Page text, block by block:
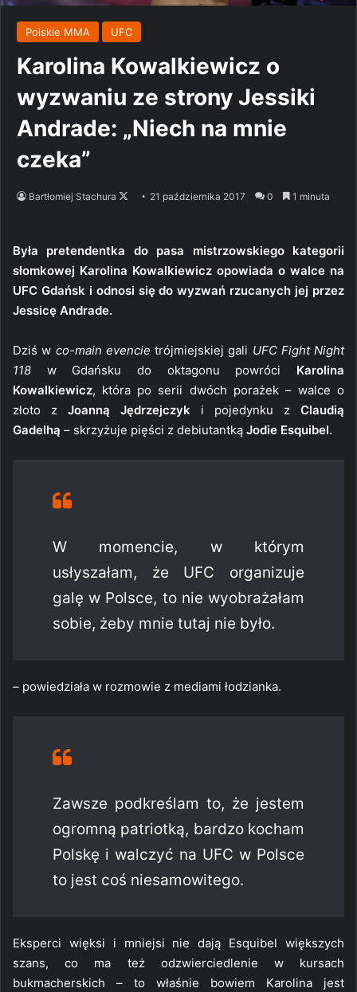
Polskie MMA UFC
Karolina Kowalkiewicz o
wyzwaniu ze strony Jessiki
Andrade: „Niech na mnie
czeka”
Bartłomiej Stachura
Follow21 października 2017 0 1 minuta
Była pretendentka do pasa mistrzowskiego kategorii
słomkowej Karolina Kowalkiewicz opowiada o walce na
UFC Gdańsk i odnosi się do wyzwań rzucanych jej przez
Jessicę Andrade.
Dziś w co-main evencie trójmiejskiej gali UFC Fight Night
118 w Gdańsku do oktagonu powróci Karolina
Kowalkiewicz, która po serii dwóch porażek – walce o
złoto z Joanną Jędrzejczyk i pojedynku z Claudią
Gadelhą – skrzyżuje pięści z debiutantką Jodie Esquibel.
W momencie, w którym
usłyszałam, że UFC organizuje
galę w Polsce, to nie wyobrażałam
sobie, żeby mnie tutaj nie było.
– powiedziała w rozmowie z mediami łodzianka.
Zawsze podkreślam to, że jestem
ogromną patriotką, bardzo kocham
Polskę i walczyć na UFC w Polsce
to jest coś niesamowitego.
Eksperci więksi i mniejsi nie dają Esquibel większych
szans, co ma też odzwierciedlenie w kursach
bukmacherskich – to właśnie bowiem Karolina jest